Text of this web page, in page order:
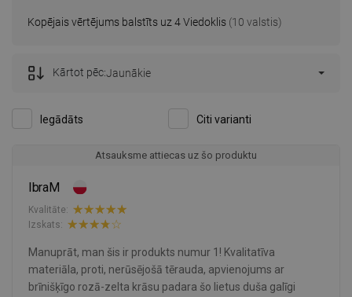
Kopējais vērtējums balstīts uz 4 Viedoklis (10 valstis)
Iegādāts Citi varianti
Kārtot pēc:Jaunākie
Atsauksme attiecas uz šo produktu
IbraM
Kvalitāte:
Izskats:
Manuprāt, man šis ir produkts numur 1! Kvalitatīva
materiāla, proti, nerūsējošā tērauda, apvienojums ar
brīnišķīgo rozā-zelta krāsu padara šo lietus duša galīgi